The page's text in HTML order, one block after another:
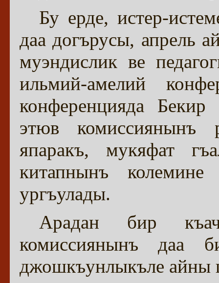
Бу ерде, истер-
даа догърусы, апрель
муэндислик ве
ильмий-амелий
конференцияда
этюв комиссиянынъ
япаракъ, мукяфат
китапнынъ
ургъулады.
Арадан бир
комиссиянынъ даа
джошкъунлыкъле айны